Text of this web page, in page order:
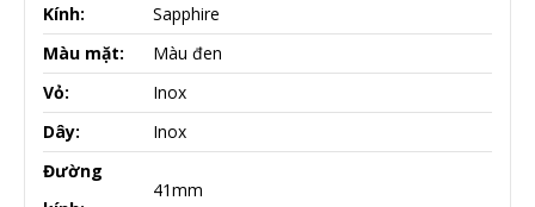
Kính:
Sapphire
Màu mặt:
Màu đen
Vỏ:
Inox
Dây:
Inox
Đường
41mm